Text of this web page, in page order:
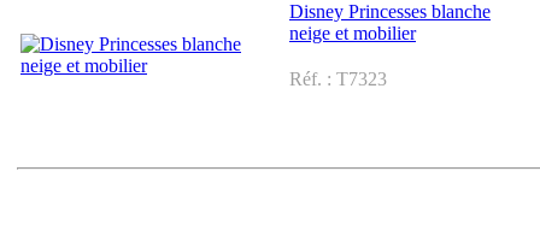
Disney Princesses blanche
neige et mobilier
Réf. : T7323